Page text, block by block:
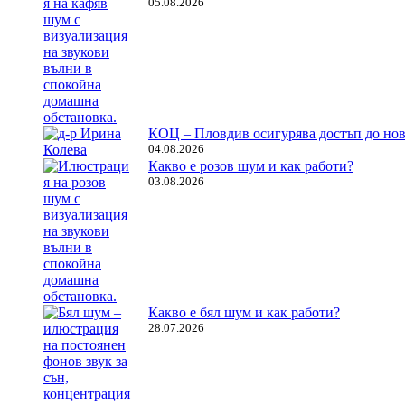
КОЦ – Пловдив осигурява достъп до
04.08.2026
Какво е розов шум и как работи?
03.08.2026
Какво е бял шум и как работи?
28.07.2026